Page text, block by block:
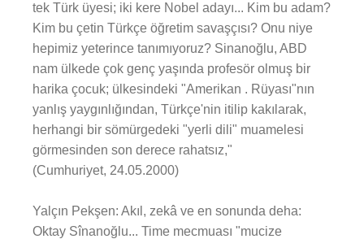
tek Türk üyesi; iki kere Nobel adayı... Kim bu adam?
Kim bu çetin Türkçe öğretim savaşçısı? Onu niye
hepimiz yeterince tanımıyoruz? Sinanoğlu, ABD
nam ülkede çok genç yaşında profesör olmuş bir
harika çocuk; ülkesindeki "Amerikan . Rüyası"nın
yanlış yaygınlığından, Türkçe'nin itilip kakılarak,
herhangi bir sömürgedeki "yerli dili" muamelesi
görmesinden son derece rahatsız,"
(Cumhuriyet, 24.05.2000)
Yalçın Pekşen: Akıl, zekâ ve en sonunda deha:
Oktay Sînanoğlu... Time mecmuası "mucize